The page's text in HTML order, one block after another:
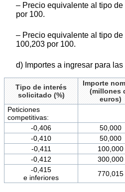
– Precio equivalente al tipo
por 100.
– Precio equivalente al tipo
100,203 por 100.
d) Importes a ingresar para
Tipo de interés
solicitado (%)
Importe
(millones
euros)
Peticiones
competitivas:
-0,406
50,000
-0,410
50,000
-0,411
100,000
-0,412
300,000
-0,415
e inferiores
770,015